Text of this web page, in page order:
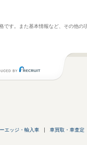
す。また基本情報など、その他の
エッジ・輸入車 車買取・車査定